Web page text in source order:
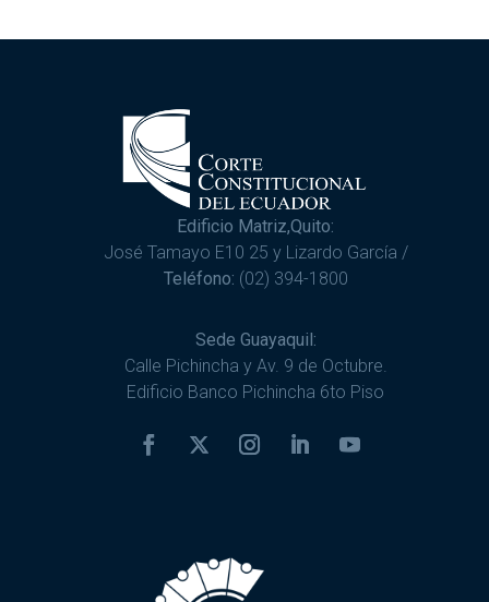
Edificio Matriz,Quito:
José Tamayo E10 25 y Lizardo García /
Teléfono: (02) 394-1800
Sede Guayaquil:
Calle Pichincha y Av. 9 de Octubre.
Edificio Banco Pichincha 6to Piso